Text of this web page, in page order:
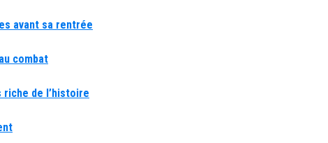
avant sa rentrée
combat
riche de l’histoire